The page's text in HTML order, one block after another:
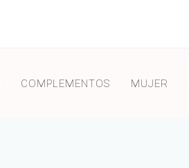
COMPLEMENTOS MUJER